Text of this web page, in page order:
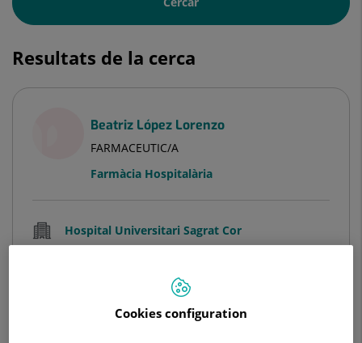
Resultats de la cerca
Beatriz López Lorenzo
FARMACEUTIC/A
Farmàcia Hospitalària
Hospital Universitari Sagrat Cor
Veure Fitxa
Cookies configuration